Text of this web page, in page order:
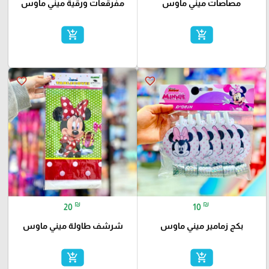
مصاصات ميني ماوس
add_shopping_cart
مفرقعات ورقية ميني ماوس
add_shopping_cart
favorite_border
10 ₪
بكج زمامير ميني ماوس
add_shopping_cart
favorite_border
20 ₪
شرشف طاولة ميني ماوس
add_shopping_cart